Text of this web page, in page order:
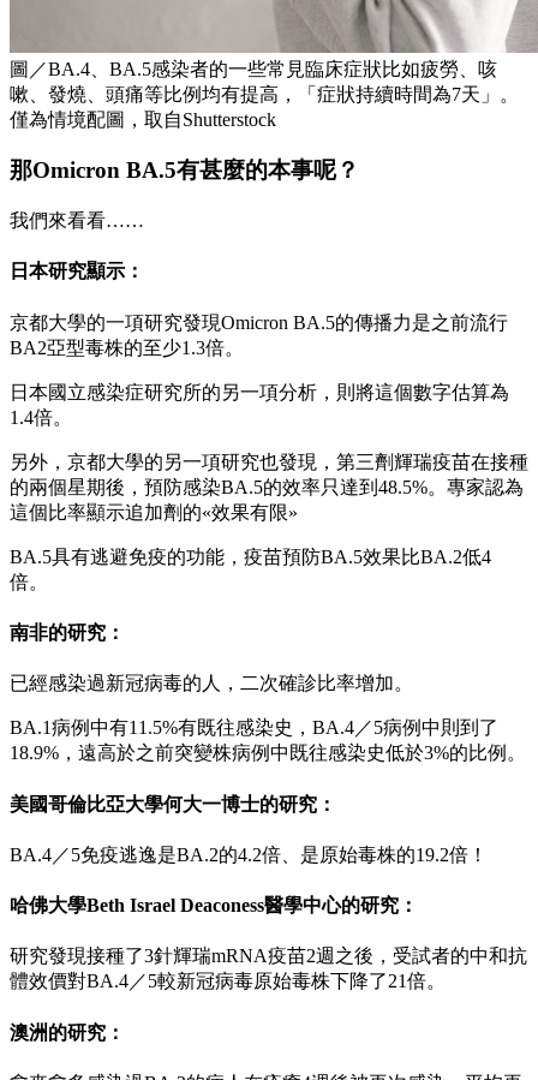
圖／BA.4、BA.5感染者的一些常見臨床症狀比如疲勞、咳
嗽、發燒、頭痛等比例均有提高，「症狀持續時間為7天」。
僅為情境配圖，取自Shutterstock
那Omicron BA.5有甚麼的本事呢？
我們來看看……
日本研究顯示：
京都大學的一項研究發現Omicron BA.5的傳播力是之前流行
BA2亞型毒株的至少1.3倍。
日本國立感染症研究所的另一項分析，則將這個數字估算為
1.4倍。
另外，京都大學的另一項研究也發現，第三劑輝瑞疫苗在接種
的兩個星期後，預防感染BA.5的效率只達到48.5%。專家認為
這個比率顯示追加劑的«效果有限»
BA.5具有逃避免疫的功能，疫苗預防BA.5效果比BA.2低4
倍。
南非的研究：
已經感染過新冠病毒的人，二次確診比率增加。
BA.1病例中有11.5%有既往感染史，BA.4／5病例中則到了
18.9%，遠高於之前突變株病例中既往感染史低於3%的比例。
美國哥倫比亞大學何大一博士的研究：
BA.4／5免疫逃逸是BA.2的4.2倍、是原始毒株的19.2倍！
哈佛大學Beth Israel Deaconess醫學中心的研究：
研究發現接種了3針輝瑞mRNA疫苗2週之後，受試者的中和抗
體效價對BA.4／5較新冠病毒原始毒株下降了21倍。
澳洲的研究：